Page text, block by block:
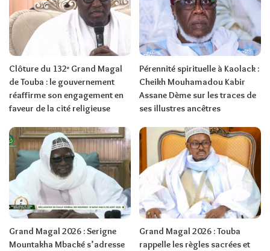
Clôture du 132ᵉ Grand Magal
de Touba : le gouvernement
réaffirme son engagement en
faveur de la cité religieuse
Pérennité spirituelle à Kaolack :
Cheikh Mouhamadou Kabir
Assane Dème sur les traces de
ses illustres ancêtres
Grand Magal 2026 : Serigne
Mountakha Mbacké s’adresse
Grand Magal 2026 : Touba
rappelle les règles sacrées et